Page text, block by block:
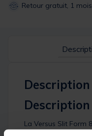
Retour gratuit, 1
Description
La Versus Slit Form